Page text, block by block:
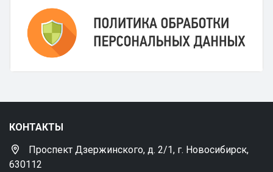
КОНТАКТЫ
Проспект Дзержинского, д. 2/1, г. Новосибирск,
630112